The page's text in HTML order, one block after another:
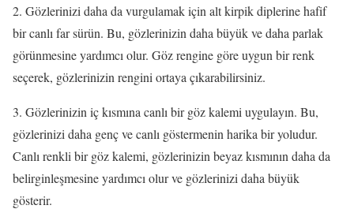
2. Gözlerinizi daha da vurgulamak için alt kirpik diplerine hafif
bir canlı far sürün. Bu, gözlerinizin daha büyük ve daha parlak
görünmesine yardımcı olur. Göz rengine göre uygun bir renk
seçerek, gözlerinizin rengini ortaya çıkarabilirsiniz.
3. Gözlerinizin iç kısmına canlı bir göz kalemi uygulayın. Bu,
gözlerinizi daha genç ve canlı göstermenin harika bir yoludur.
Canlı renkli bir göz kalemi, gözlerinizin beyaz kısmının daha da
belirginleşmesine yardımcı olur ve gözlerinizi daha büyük
gösterir.